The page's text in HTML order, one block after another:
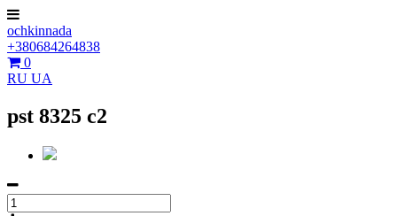
ochkinnada
+380684264838
0
RU UA
pst 8325 c2